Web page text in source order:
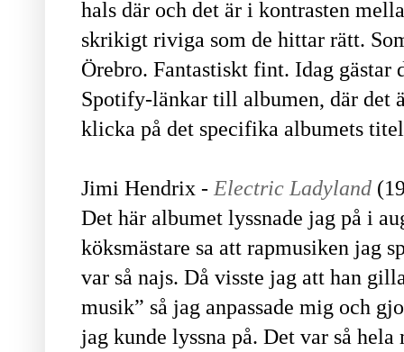
hals där och det är i kontrasten
skrikigt riviga som de hittar rätt.
Örebro. Fantastiskt fint. Idag gästar
Spotify-länkar till albumen, där det
klicka på det specifika albumets
Jimi Hendrix - Electric Ladyland
Det här albumet lyssnade jag på i
köksmästare sa att rapmusiken jag
var så najs. Då visste jag att han
musik” så jag anpassade mig och
jag kunde lyssna på. Det var så